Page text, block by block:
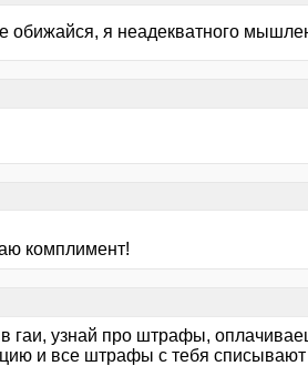
обижайся, я неадекватного
комплимент!
гаи, узнай про штрафы,
и все штрафы с тебя списывают